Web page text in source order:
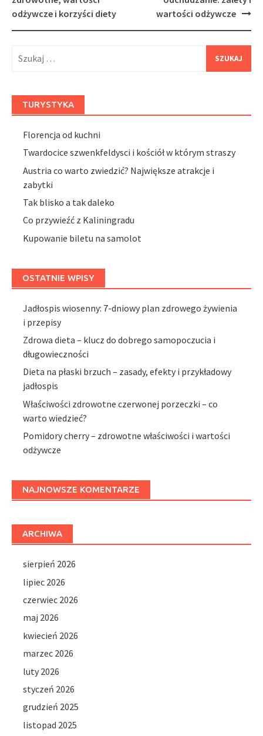
odżywcze i korzyści diety
wartości odżywcze
TURYSTYKA
Florencja od kuchni
Twardocice szwenkfeldysci i kościół w którym straszy
Austria co warto zwiedzić? Największe atrakcje i
zabytki
Tak blisko a tak daleko
Co przywieźć z Kaliningradu
Kupowanie biletu na samolot
OSTATNIE WPISY
Jadłospis wiosenny: 7-dniowy plan zdrowego żywienia
i przepisy
Zdrowa dieta – klucz do dobrego samopoczucia i
długowieczności
Dieta na płaski brzuch – zasady, efekty i przykładowy
jadłospis
Właściwości zdrowotne czerwonej porzeczki – co
warto wiedzieć?
Pomidory cherry – zdrowotne właściwości i wartości
odżywcze
NAJNOWSZE KOMENTARZE
ARCHIWA
sierpień 2026
lipiec 2026
czerwiec 2026
maj 2026
kwiecień 2026
marzec 2026
luty 2026
styczeń 2026
grudzień 2025
listopad 2025